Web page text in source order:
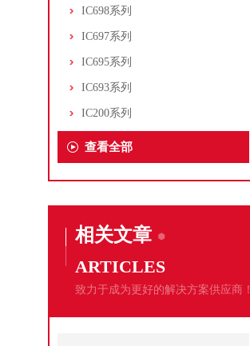
IC698系列
IC697系列
IC695系列
IC693系列
IC200系列
查看全部
相关文章
ARTICLES
致力于成为更好的解决方案供应商！